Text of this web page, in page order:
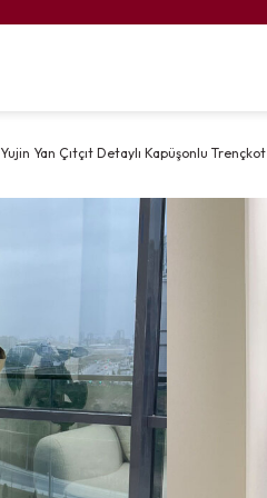
Yujin Yan Çıtçıt Detaylı Kapüşonlu